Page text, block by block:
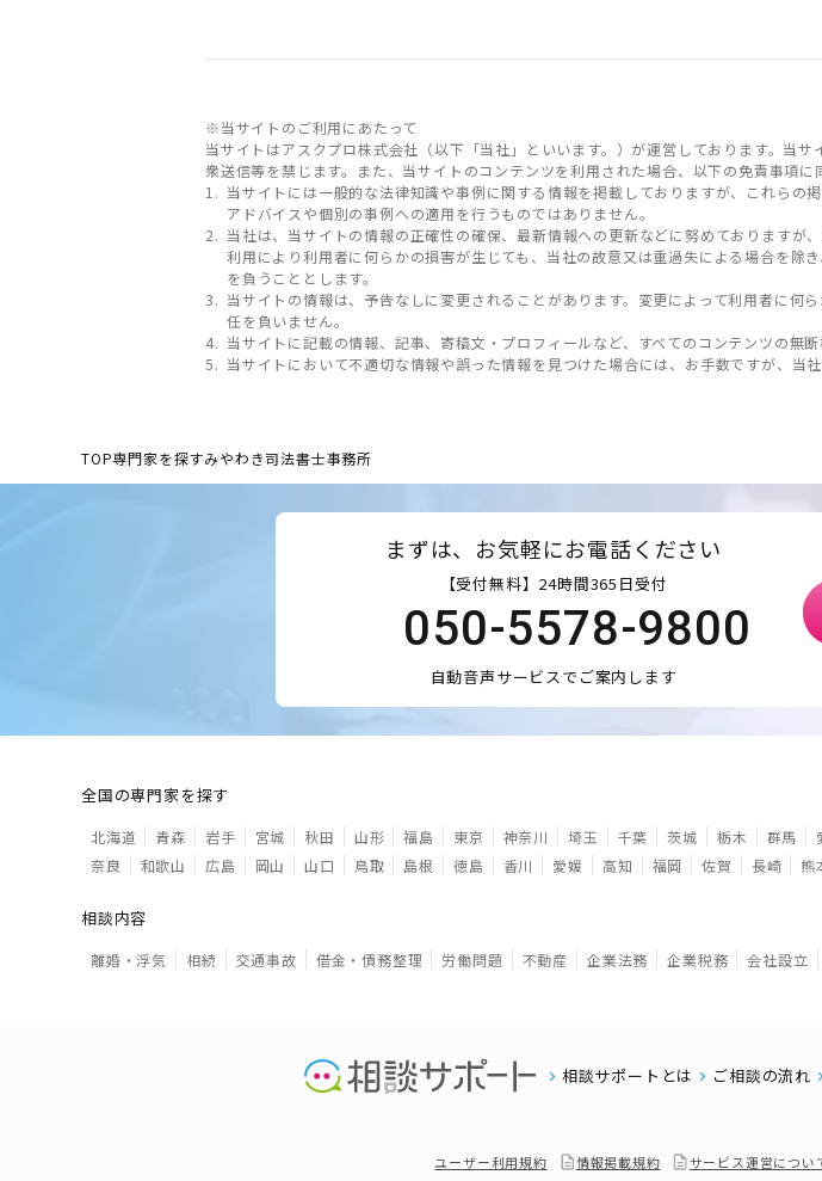
※当サイトのご利用にあたって
当サイトはアスクプロ株式会社（以下「当社」といいます。）が運営しております。当
衆送信等を禁じます。また、当サイトのコンテンツを利用された場合、以下の免責事項に
当サイトには一般的な法律知識や事例に関する情報を掲載しておりますが、これら
アドバイスや個別の事例への適用を行うものではありません。
当社は、当サイトの情報の正確性の確保、最新情報への更新などに努めております
利用により利用者に何らかの損害が生じても、当社の故意又は重過失による場合を
を負うこととします。
当サイトの情報は、予告なしに変更されることがあります。変更によって利用者に何
任を負いません。
当サイトに記載の情報、記事、寄稿文・プロフィールなど、すべてのコンテンツの無
当サイトにおいて不適切な情報や誤った情報を見つけた場合には、お手数ですが、当
TOP専門家を探すみやわき司法書士事務所
まずは、お気軽にお電話ください
【受付無料】24時間365日受付
050-5578-9800
自動音声サービスでご案内します
全国の専門家を探す
北海道 青森 岩手 宮城 秋田 山形 福島 東京 神奈川 埼玉 千葉 茨城 栃木 群馬
奈良
和歌山 広島 岡山 山口 鳥取 島根 徳島 香川 愛媛 高知 福岡 佐賀 長崎 熊
相談内容
離婚・浮気 相続 交通事故 借金・債務整理 労働問題 不動産 企業法務 企業税務 会社設立
相談サポートとは ご相談の流れ
ユーザー利用規約 情報掲載規約 サービス運営につい